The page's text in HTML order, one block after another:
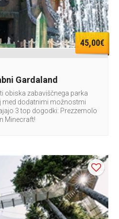
45,00€
Gardaland
obiska zabaviščnega parka
med dodatnimi možnostmi
3 top dogodki: Prezzemolo
Minecraft!